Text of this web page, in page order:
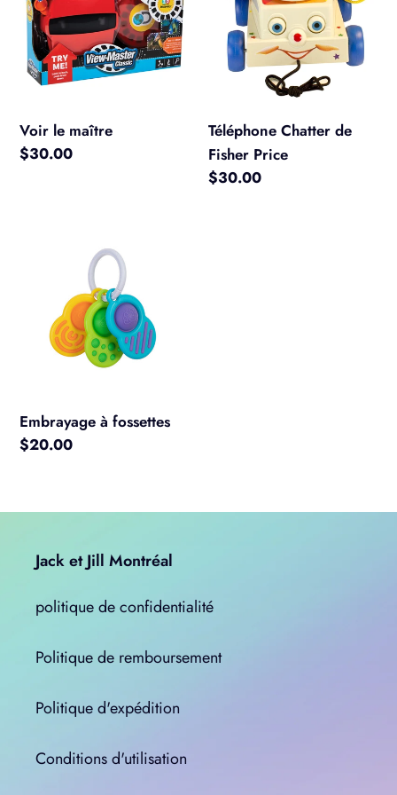
Voir le maître
Prix
$30.00
Fisher
Price
Téléphone Chatter de
Fisher Price
Prix
$30.00
Embrayage à fossettes
Prix
$20.00
Jack et Jill Montréal
politique de confidentialité
Politique de remboursement
Politique d'expédition
Conditions d'utilisation